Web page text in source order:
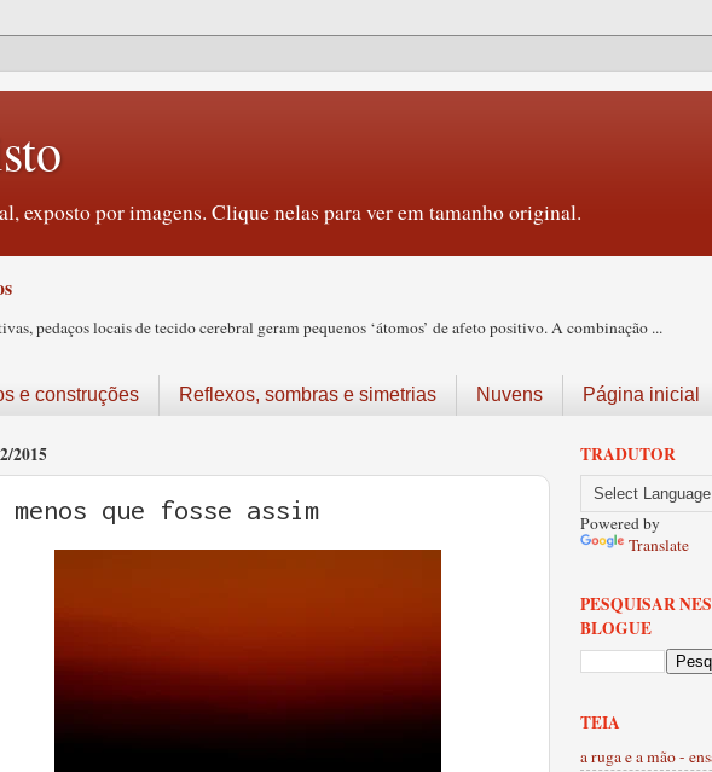
exposto por imagens. Clique nelas para ver em tamanho original.
pedaços locais de tecido cerebral geram pequenos ‘átomos’ de afeto positivo. A combinação ...
e construções Reflexos, sombras e simetrias Nuvens Página inicial
2015
menos que fosse assim
TRADUTOR
Powered by
Translate
PESQUISAR
BLOGUE
TEIA
a ruga e a mão -